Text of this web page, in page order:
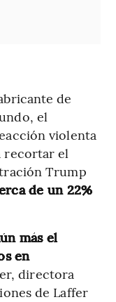
de
el
violenta
recortar el
Trump
de un 22%
más el
en
directora
de Laffer